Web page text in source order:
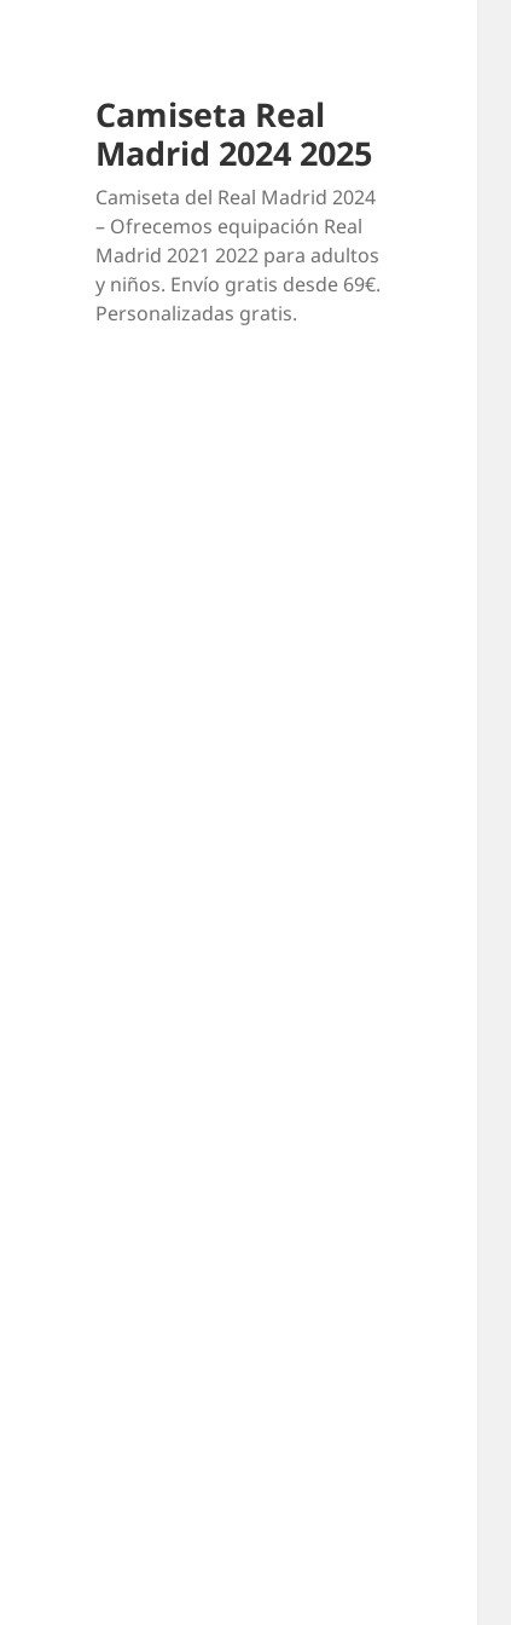
Camiseta Real
Madrid 2024 2025
Camiseta del Real Madrid 2024
– Ofrecemos equipación Real
Madrid 2021 2022 para adultos
y niños. Envío gratis desde 69€.
Personalizadas gratis.